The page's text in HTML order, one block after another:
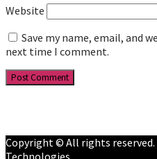
Website
Save my name, email, and
next time I comment.
Copyright © All rights reserved.